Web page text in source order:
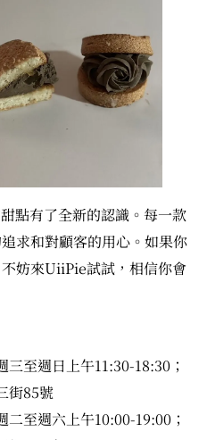
點有了全新的認識。每一款
求和對顧客的用心。如果你
妨來UiiPie試試，相信你會
三至週日上午11:30-18:30；
街85號
二至週六上午10:00-19:00；